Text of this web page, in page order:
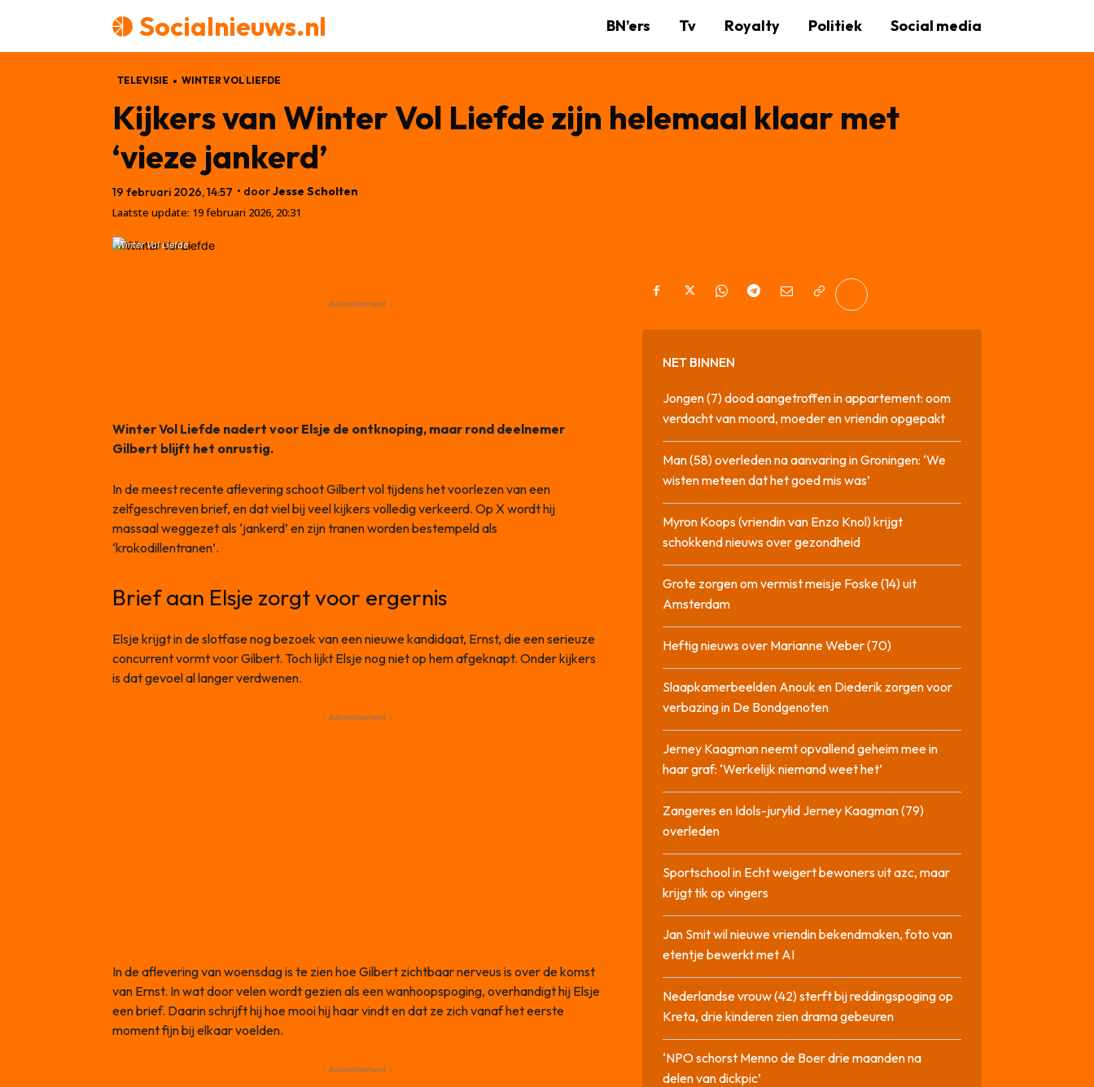
Socialnieuws.nl BN’ers Tv Royalty Politiek Social media
TELEVISIE WINTER VOL LIEFDE
Kijkers van Winter Vol Liefde zijn helemaal klaar met
‘vieze jankerd’
19 februari 2026, 14:57 • doorJesse Scholten
Laatste update: 19 februari 2026, 20:31
Winter Vol Liefde
- Advertisement -
Winter Vol Liefde nadert voor Elsje de ontknoping, maar rond deelnemer
Gilbert blijft het onrustig.
In de meest recente aflevering schoot Gilbert vol tijdens het voorlezen van een
zelfgeschreven brief, en dat viel bij veel kijkers volledig verkeerd. Op X wordt hij
massaal weggezet als ‘jankerd’ en zijn tranen worden bestempeld als
‘krokodillentranen’.
Brief aan Elsje zorgt voor ergernis
Elsje krijgt in de slotfase nog bezoek van een nieuwe kandidaat, Ernst, die een serieuze
concurrent vormt voor Gilbert. Toch lijkt Elsje nog niet op hem afgeknapt. Onder kijkers
is dat gevoel al langer verdwenen.
- Advertisement -
In de aflevering van woensdag is te zien hoe Gilbert zichtbaar nerveus is over de komst
van Ernst. In wat door velen wordt gezien als een wanhoopspoging, overhandigt hij Elsje
een brief. Daarin schrijft hij hoe mooi hij haar vindt en dat ze zich vanaf het eerste
moment fijn bij elkaar voelden.
- Advertisement -
NET BINNEN
Jongen (7) dood aangetroffen in appartement: oom
verdacht van moord, moeder en vriendin opgepakt
Man (58) overleden na aanvaring in Groningen: ‘We
wisten meteen dat het goed mis was’
Myron Koops (vriendin van Enzo Knol) krijgt
schokkend nieuws over gezondheid
Grote zorgen om vermist meisje Foske (14) uit
Amsterdam
Heftig nieuws over Marianne Weber (70)
Slaapkamerbeelden Anouk en Diederik zorgen voor
verbazing in De Bondgenoten
Jerney Kaagman neemt opvallend geheim mee in
haar graf: ‘Werkelijk niemand weet het’
Zangeres en Idols-jurylid Jerney Kaagman (79)
overleden
Sportschool in Echt weigert bewoners uit azc, maar
krijgt tik op vingers
Jan Smit wil nieuwe vriendin bekendmaken, foto van
etentje bewerkt met AI
Nederlandse vrouw (42) sterft bij reddingspoging op
Kreta, drie kinderen zien drama gebeuren
‘NPO schorst Menno de Boer drie maanden na
delen van dickpic’